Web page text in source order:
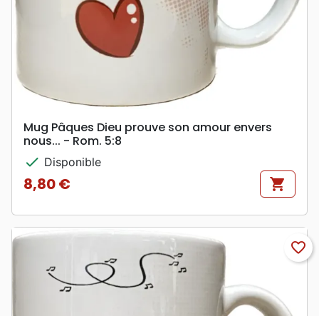
Mug Pâques Dieu prouve son amour envers
nous... - Rom. 5:8
check Disponible
Prix
8,80 € shopping_cart
favorite_border